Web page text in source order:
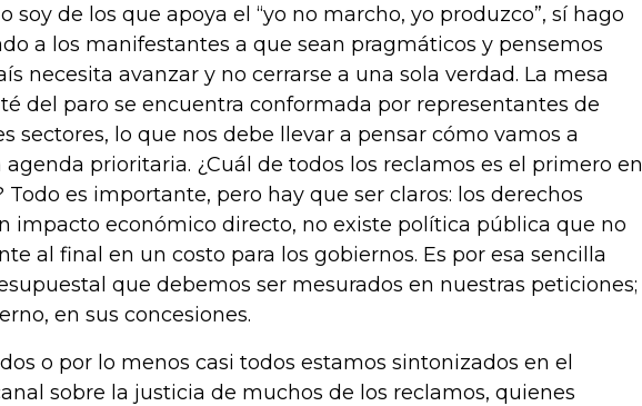
soy de los que apoya el “yo no marcho, yo produzco”, sí hago
a los manifestantes a que sean pragmáticos y pensemos
necesita avanzar y no cerrarse a una sola verdad. La mesa
del paro se encuentra conformada por representantes de
sectores, lo que nos debe llevar a pensar cómo vamos a
prioritaria. ¿Cuál de todos los reclamos es el primero en
Todo es importante, pero hay que ser claros: los derechos
impacto económico directo, no existe política pública que no
al final en un costo para los gobiernos. Es por esa sencilla
que debemos ser mesurados en nuestras peticiones;
en sus concesiones.
o por lo menos casi todos estamos sintonizados en el
sobre la justicia de muchos de los reclamos, quienes